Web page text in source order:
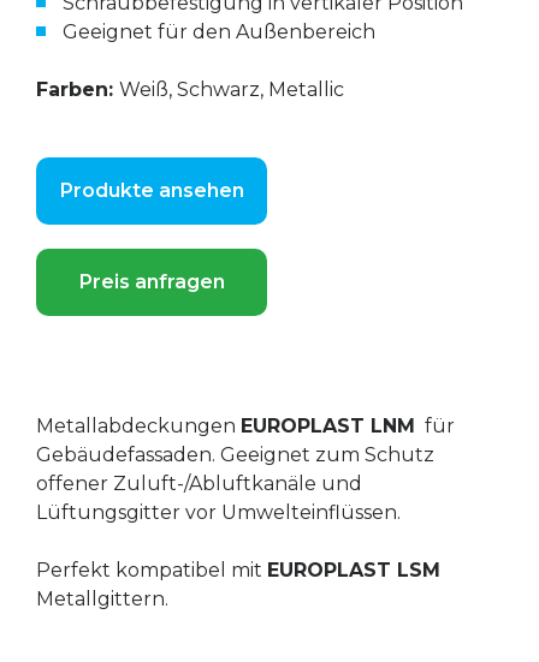
Geeignet für den Außenbereich
Farben: Weiß, Schwarz, Metallic
Produkte ansehen
Preis anfragen
Metallabdeckungen EUROPLAST LNM für
Gebäudefassaden. Geeignet zum Schutz
offener Zuluft-/Abluftkanäle und
Lüftungsgitter vor Umwelteinflüssen.
Perfekt kompatibel mit EUROPLAST LSM
Metallgittern.